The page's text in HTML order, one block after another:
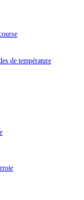
de température